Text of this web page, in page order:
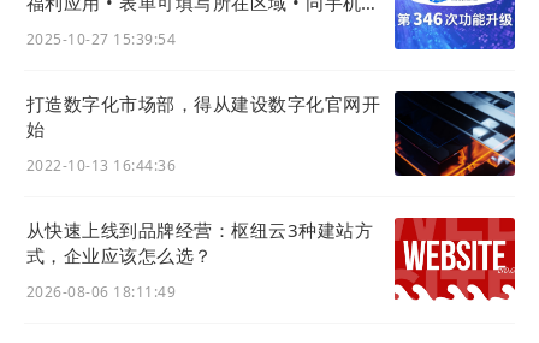
2025-10-27 15:39:54
打造数字化市场部，得从建设数字化官网开
始
2022-10-13 16:44:36
从快速上线到品牌经营：枢纽云3种建站方
式，企业应该怎么选？
2026-08-06 18:11:49